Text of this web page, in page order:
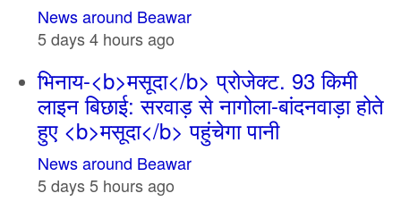
News around Beawar
5 days 4 hours ago
भिनाय-<b>मसूदा</b> प्रोजेक्ट. 93 किमी
लाइन बिछाई: सरवाड़ से नागोला-बांदनवाड़ा होते
हुए <b>मसूदा</b> पहुंचेगा पानी
News around Beawar
5 days 5 hours ago